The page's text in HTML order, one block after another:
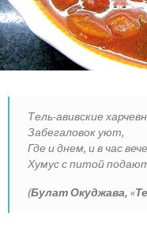
Тель-авивские
Забегаловок уют,
Где и днем, и в час
Хумус с питой
(Булат Окуджава,